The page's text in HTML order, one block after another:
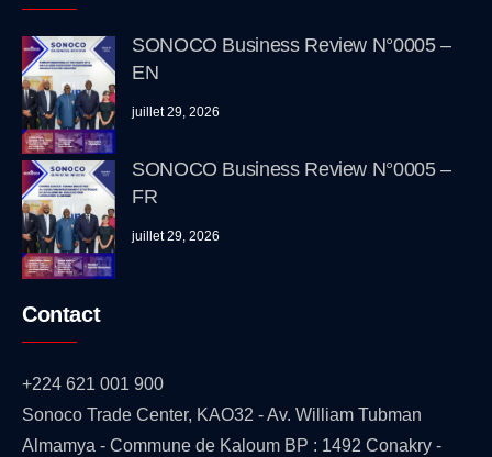
SONOCO Business Review N°0005 –
EN
juillet 29, 2026
SONOCO Business Review N°0005 –
FR
juillet 29, 2026
Contact
+224 621 001 900
Sonoco Trade Center, KAO32 - Av. William Tubman
Almamya - Commune de Kaloum BP : 1492 Conakry -